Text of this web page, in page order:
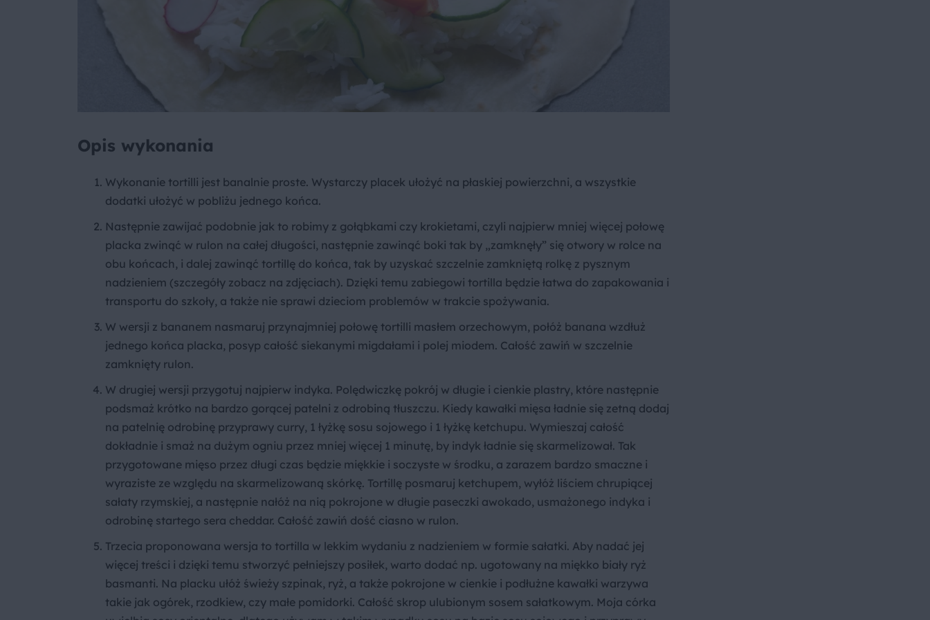
Opis wykonania
Wykonanie tortilli jest banalnie proste. Wystarczy placek ułożyć na płaskiej powierzchni, a wszystkie
dodatki ułożyć w pobliżu jednego końca.
Następnie zawijać podobnie jak to robimy z gołąbkami czy krokietami, czyli najpierw mniej więcej połowę
placka zwinąć w rulon na całej długości, następnie zawinąć boki tak by „zamknęły” się otwory w rolce na
obu końcach, i dalej zawinąć tortillę do końca, tak by uzyskać szczelnie zamkniętą rolkę z pysznym
nadzieniem (szczegóły zobacz na zdjęciach). Dzięki temu zabiegowi tortilla będzie łatwa do zapakowania i
transportu do szkoły, a także nie sprawi dzieciom problemów w trakcie spożywania.
W wersji z bananem nasmaruj przynajmniej połowę tortilli masłem orzechowym, połóż banana wzdłuż
jednego końca placka, posyp całość siekanymi migdałami i polej miodem. Całość zawiń w szczelnie
zamknięty rulon.
W drugiej wersji przygotuj najpierw indyka. Polędwiczkę pokrój w długie i cienkie plastry, które następnie
podsmaż krótko na bardzo gorącej patelni z odrobiną tłuszczu. Kiedy kawałki mięsa ładnie się zetną dodaj
na patelnię odrobinę przyprawy curry, 1 łyżkę sosu sojowego i 1 łyżkę ketchupu. Wymieszaj całość
dokładnie i smaż na dużym ogniu przez mniej więcej 1 minutę, by indyk ładnie się skarmelizował. Tak
przygotowane mięso przez długi czas będzie miękkie i soczyste w środku, a zarazem bardzo smaczne i
wyraziste ze względu na skarmelizowaną skórkę. Tortillę posmaruj ketchupem, wyłóż liściem chrupiącej
sałaty rzymskiej, a następnie nałóż na nią pokrojone w długie paseczki awokado, usmażonego indyka i
odrobinę startego sera cheddar. Całość zawiń dość ciasno w rulon.
Trzecia proponowana wersja to tortilla w lekkim wydaniu z nadzieniem w formie sałatki. Aby nadać jej
więcej treści i dzięki temu stworzyć pełniejszy posiłek, warto dodać np. ugotowany na miękko biały ryż
basmanti. Na placku ułóż świeży szpinak, ryż, a także pokrojone w cienkie i podłużne kawałki warzywa
takie jak ogórek, rzodkiew, czy małe pomidorki. Całość skrop ulubionym sosem sałatkowym. Moja córka